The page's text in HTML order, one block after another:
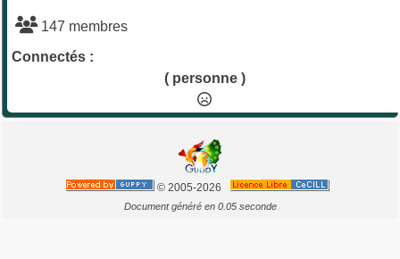
147 membres
Connectés :
( personne )
© 2005-2026
Document généré en 0.05 seconde